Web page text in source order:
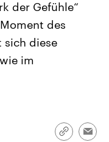
USA
Aktuelle Beiträge,
Hintergründe
Wirtschaftlich und
gehören die Vereinigten
der Gefühle“
des
sich diese
im
Link